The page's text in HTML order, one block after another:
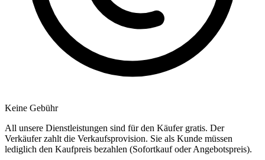
Keine Gebühr
All unsere Dienstleistungen sind für den Käufer gratis. Der
Verkäufer zahlt die Verkaufsprovision. Sie als Kunde müssen
lediglich den Kaufpreis bezahlen (Sofortkauf oder Angebotspreis).